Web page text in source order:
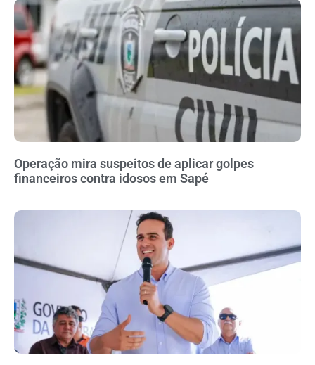
Operação mira suspeitos de aplicar golpes
financeiros contra idosos em Sapé